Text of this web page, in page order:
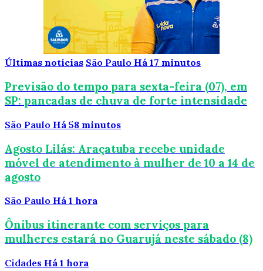
Últimas notícias São Paulo Há 17 minutos
Previsão do tempo para sexta-feira (07), em
SP: pancadas de chuva de forte intensidade
São Paulo Há 58 minutos
Agosto Lilás: Araçatuba recebe unidade
móvel de atendimento à mulher de 10 a 14 de
agosto
São Paulo Há 1 hora
Ônibus itinerante com serviços para
mulheres estará no Guarujá neste sábado (8)
Cidades Há 1 hora